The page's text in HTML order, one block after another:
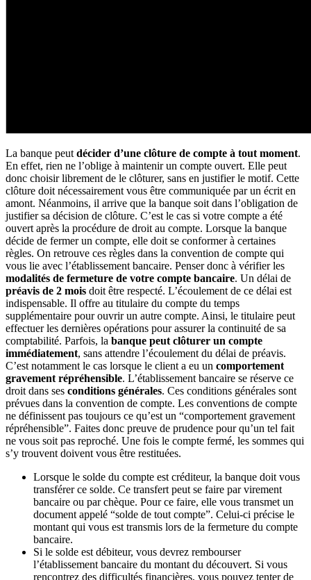
La banque peut décider d’une clôture de compte à tout moment.
En effet, rien ne l’oblige à maintenir un compte ouvert. Elle peut
donc choisir librement de le clôturer, sans en justifier le motif. Cette
clôture doit nécessairement vous être communiquée par un écrit en
amont. Néanmoins, il arrive que la banque soit dans l’obligation de
justifier sa décision de clôture. C’est le cas si votre compte a été
ouvert après la procédure de droit au compte. Lorsque la banque
décide de fermer un compte, elle doit se conformer à certaines
règles. On retrouve ces règles dans la convention de compte qui
vous lie avec l’établissement bancaire. Penser donc à vérifier les
modalités de fermeture de votre compte bancaire. Un délai de
préavis de 2 mois doit être respecté. L’écoulement de ce délai est
indispensable. Il offre au titulaire du compte du temps
supplémentaire pour ouvrir un autre compte. Ainsi, le titulaire peut
effectuer les dernières opérations pour assurer la continuité de sa
comptabilité. Parfois, la banque peut clôturer un compte
immédiatement, sans attendre l’écoulement du délai de préavis.
C’est notamment le cas lorsque le client a eu un comportement
gravement répréhensible. L’établissement bancaire se réserve ce
droit dans ses conditions générales. Ces conditions générales sont
prévues dans la convention de compte. Les conventions de compte
ne définissent pas toujours ce qu’est un “comportement gravement
répréhensible”. Faites donc preuve de prudence pour qu’un tel fait
ne vous soit pas reproché. Une fois le compte fermé, les sommes qui
s’y trouvent doivent vous être restituées.
Lorsque le solde du compte est créditeur, la banque doit vous
transférer ce solde. Ce transfert peut se faire par virement
bancaire ou par chèque. Pour ce faire, elle vous transmet un
document appelé “solde de tout compte”. Celui-ci précise le
montant qui vous est transmis lors de la fermeture du compte
bancaire.
Si le solde est débiteur, vous devrez rembourser
l’établissement bancaire du montant du découvert. Si vous
rencontrez des difficultés financières, vous pouvez tenter de